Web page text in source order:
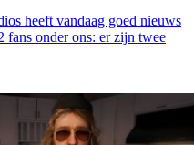
heeft vandaag goed nieuws
fans onder ons: er zijn twee